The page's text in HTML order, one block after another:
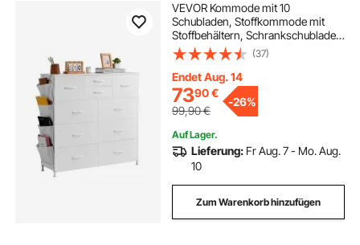
VEVOR Kommode mit 10
Schubladen, Stoffkommode mit
Stoffbehältern, Schrankschubladen
mit leicht zu ziehendem Griff &
stabilem Stahlrahmen,
Stoffaufbewahrungsturm für
Schlafzimmer Flur Schrank Weiß
(37)
Endet Aug. 14
7390€
99,90€
-26%
Auf Lager.
Lieferung: Fr Aug. 7 - Mo. Aug.
10
Zum Warenkorb hinzufügen